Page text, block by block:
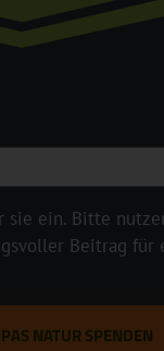
sie ein. Bitte
Beitrag für
NATUR SPENDEN